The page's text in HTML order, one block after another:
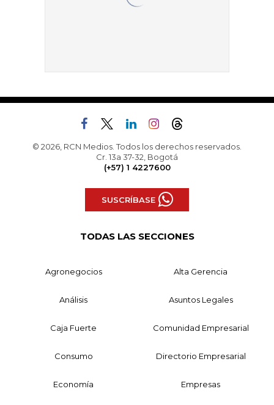
© 2026, RCN Medios. Todos los derechos reservados.
Cr. 13a 37-32, Bogotá
(+57) 1 4227600
SUSCRÍBASE
TODAS LAS SECCIONES
Agronegocios Alta Gerencia
Análisis Asuntos Legales
Caja Fuerte Comunidad Empresarial
Consumo Directorio Empresarial
Economía Empresas